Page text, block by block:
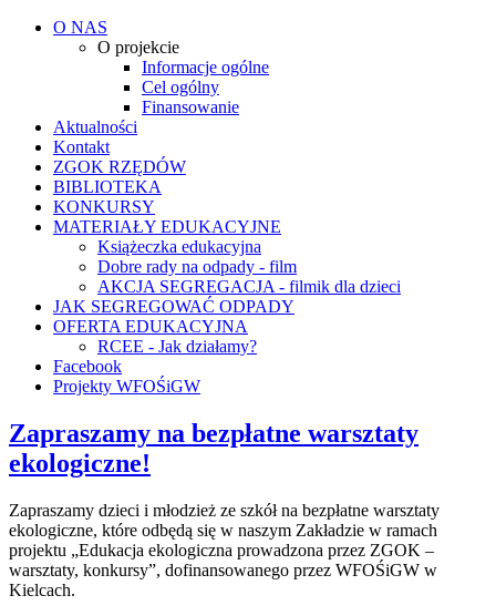
O NAS
O projekcie
Informacje ogólne
Cel ogólny
Finansowanie
Aktualności
Kontakt
ZGOK RZĘDÓW
BIBLIOTEKA
KONKURSY
MATERIAŁY EDUKACYJNE
Książeczka edukacyjna
Dobre rady na odpady - film
AKCJA SEGREGACJA - filmik dla dzieci
JAK SEGREGOWAĆ ODPADY
OFERTA EDUKACYJNA
RCEE - Jak działamy?
Facebook
Projekty WFOŚiGW
Zapraszamy na bezpłatne warsztaty
ekologiczne!
Zapraszamy dzieci i młodzież ze szkół na bezpłatne warsztaty
ekologiczne, które odbędą się w naszym Zakładzie w ramach
projektu „Edukacja ekologiczna prowadzona przez ZGOK –
warsztaty, konkursy”, dofinansowanego przez WFOŚiGW w
Kielcach.